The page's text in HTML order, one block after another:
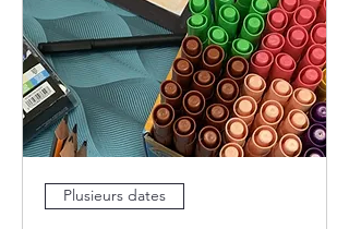
Plusieurs dates